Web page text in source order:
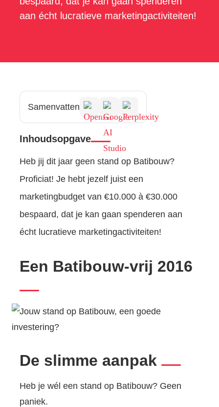
aan écht lucratieve marketingactiviteiten!
Samenvatten
Inhoudsopgave
Heb jij dit jaar geen stand op Batibouw?
Proficiat! Je hebt jezelf juist een
marketingbudget van €10.000 à €30.000
bespaard, dat je kan gaan spenderen aan
écht lucratieve marketingactiviteiten!
Een Batibouw-vrij 2016
De slimme aanpak
Heb je wél een stand op Batibouw? Geen
paniek.